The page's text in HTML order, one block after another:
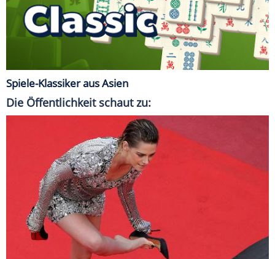
Spiele-Klassiker aus Asien
Die Öffentlichkeit schaut zu: